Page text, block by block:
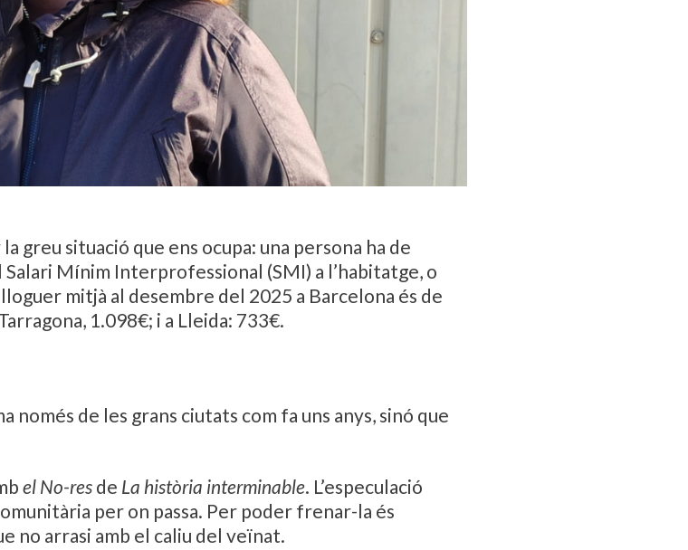
greu situació que ens ocupa: una persona ha de
Salari Mínim Interprofessional (SMI) a l’habitatge, o
mitjà al desembre del 2025 a Barcelona és de
1.098€; i a Lleida: 733€.
només de les grans ciutats com fa uns anys, sinó que
el No-res de La història interminable. L’especulació
per on passa. Per poder frenar-la és
no arrasi amb el caliu del veïnat.